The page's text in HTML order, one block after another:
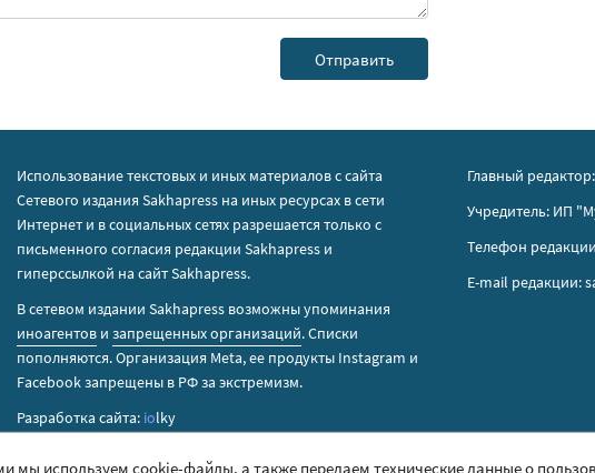
Использование текстовых и иных материалов с сайта
Сетевого издания Sakhapress на иных ресурсах в сети
Интернет и в социальных сетях разрешается только с
письменного согласия редакции Sakhapress и
гиперссылкой на сайт Sakhapress.
В сетевом издании Sakhapress возможны упоминания
иноагентов изапрещенных организаций. Списки
пополняются. Организация Metа, ее продукты Instagram и
Facebook запрещены в РФ за экстремизм.
Разработка сайта: iolky
Главный
Учредитель: ИП
Телефон
E-mail редакции:
мы используем cookie-файлы, а также передаем технические данные о